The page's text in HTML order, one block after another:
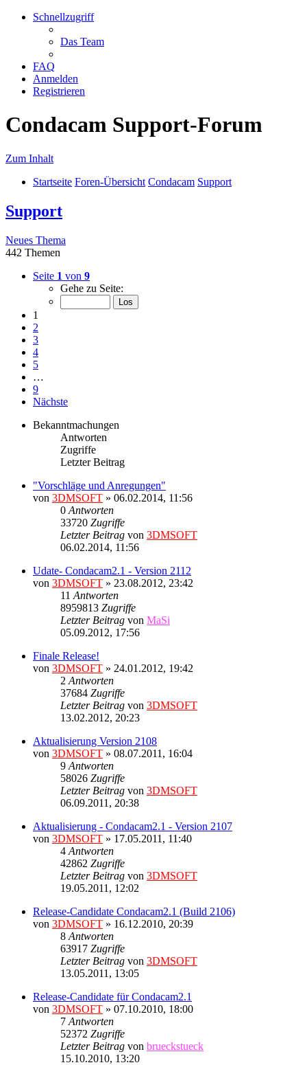
Schnellzugriff
Das Team
FAQ
Anmelden
Registrieren
Condacam Support-Forum
Zum Inhalt
Startseite Foren-Übersicht Condacam Support
Support
Neues Thema
442 Themen
Seite 1 von 9
Gehe zu Seite:
1
2
3
4
5
…
9
Nächste
Bekanntmachungen
Antworten
Zugriffe
Letzter Beitrag
"Vorschläge und Anregungen"
von 3DMSOFT » 06.02.2014, 11:56
0 Antworten
33720 Zugriffe
Letzter Beitrag von 3DMSOFT
06.02.2014, 11:56
Udate- Condacam2.1 - Version 2112
von 3DMSOFT » 23.08.2012, 23:42
11 Antworten
8959813 Zugriffe
Letzter Beitrag von MaSi
05.09.2012, 17:56
Finale Release!
von 3DMSOFT » 24.01.2012, 19:42
2 Antworten
37684 Zugriffe
Letzter Beitrag von 3DMSOFT
13.02.2012, 20:23
Aktualisierung Version 2108
von 3DMSOFT » 08.07.2011, 16:04
9 Antworten
58026 Zugriffe
Letzter Beitrag von 3DMSOFT
06.09.2011, 20:38
Aktualisierung - Condacam2.1 - Version 2107
von 3DMSOFT » 17.05.2011, 11:40
4 Antworten
42862 Zugriffe
Letzter Beitrag von 3DMSOFT
19.05.2011, 12:02
Release-Candidate Condacam2.1 (Build 2106)
von 3DMSOFT » 16.12.2010, 20:39
8 Antworten
63917 Zugriffe
Letzter Beitrag von 3DMSOFT
13.05.2011, 13:05
Release-Candidate für Condacam2.1
von 3DMSOFT » 07.10.2010, 18:00
7 Antworten
52372 Zugriffe
Letzter Beitrag von brueckstueck
15.10.2010, 13:20